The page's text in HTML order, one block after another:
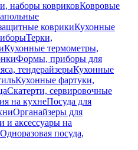
наборы ковриковКовровые
коврикиКухонные
Терки,
Кухонные термометры,
Формы, приборы для
тендерайзерыКухонные
Кухонные фартуки,
Скатерти, сервировочные
на кухнеПосуда для
Органайзеры для
и аксессуары на
Одноразовая посуда,